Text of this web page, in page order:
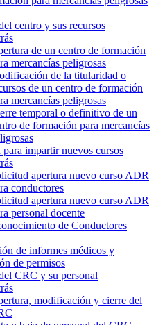
centro y sus recursos
de un centro de formación
mercancías peligrosas
de la titularidad o
de un centro de formación
mercancías peligrosas
temporal o definitivo de un
de formación para mercancías
impartir nuevos cursos
apertura nuevo curso ADR
conductores
apertura nuevo curso ADR
personal docente
de Conductores
de informes médicos y
de permisos
CRC y su personal
modificación y cierre del